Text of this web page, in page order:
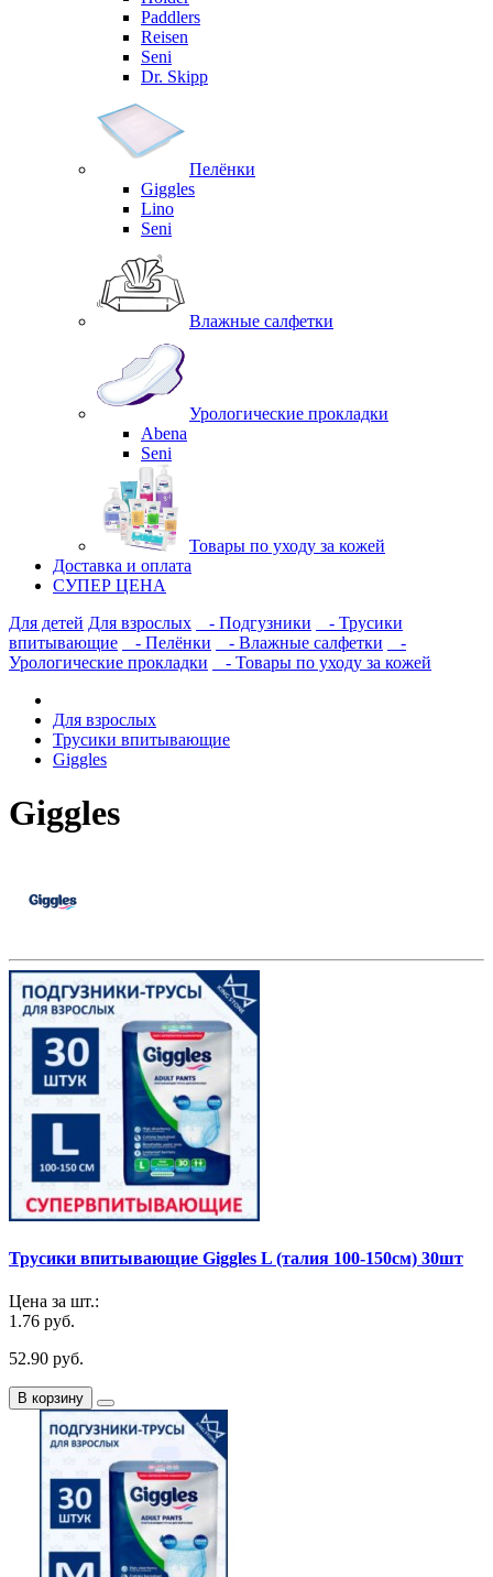
Paddlers
Reisen
Seni
Dr. Skipp
Пелёнки
Giggles
Lino
Seni
Влажные салфетки
Урологические прокладки
Abena
Seni
Товары по уходу за кожей
Доставка и оплата
СУПЕР ЦЕНА
Для детей Для взрослых - Подгузники
- Трусики
впитывающие
- Пелёнки - Влажные салфетки
-
Урологические прокладки
- Товары по уходу за кожей
Для взрослых
Трусики впитывающие
Giggles
Giggles
Трусики впитывающие Giggles L (талия 100-150см) 30шт
Цена за шт.:
1.76 руб.
52.90 руб.
В корзину